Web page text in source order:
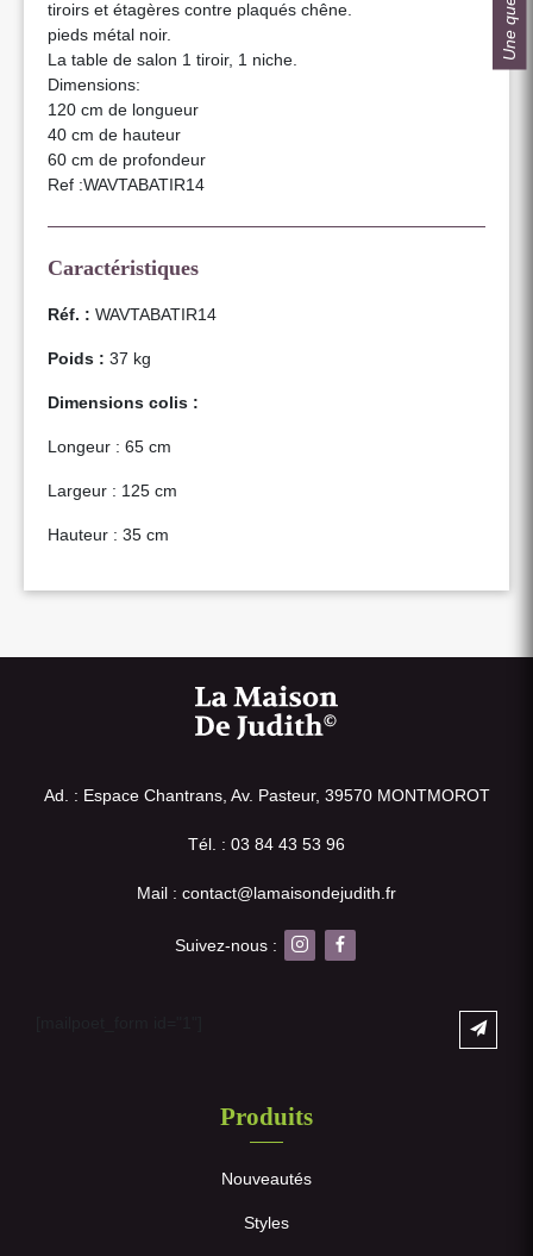
tiroirs et étagères contre plaqués chêne.
pieds métal noir.
La table de salon 1 tiroir, 1 niche.
Dimensions:
120 cm de longueur
40 cm de hauteur
60 cm de profondeur
Ref :WAVTABATIR14
Caractéristiques
Réf. : WAVTABATIR14
Poids : 37 kg
Dimensions colis :
Longeur : 65 cm
Largeur : 125 cm
Hauteur : 35 cm
Ad. : Espace Chantrans, Av. Pasteur, 39570 MONTMOROT
Tél. : 03 84 43 53 96
Mail : contact@lamaisondejudith.fr
Suivez-nous :
Produits
Nouveautés
Styles